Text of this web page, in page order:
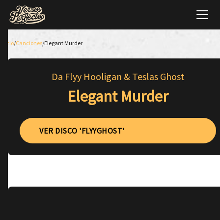
Inicio/Canciones/Elegant Murder
Da Flyy Hooligan & Teslas Ghost
Elegant Murder
VER DISCO 'FLYYGHOST'